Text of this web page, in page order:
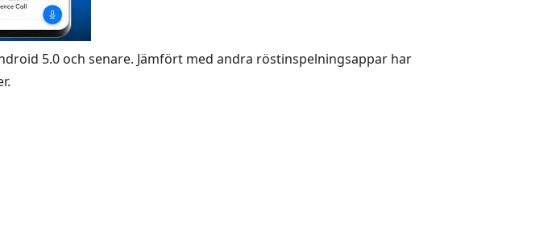
5.0 och senare. Jämfört med andra röstinspelningsappar har